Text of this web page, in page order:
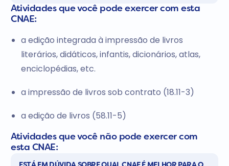
Atividades que você pode exercer com esta
CNAE:
a edição integrada à impressão de livros
literários, didáticos, infantis, dicionários, atlas,
enciclopédias, etc.
a impressão de livros sob contrato (18.11-3)
a edição de livros (58.11-5)
Atividades que você não pode exercer com
esta CNAE: